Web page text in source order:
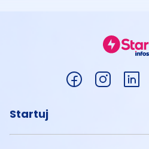
Startuj